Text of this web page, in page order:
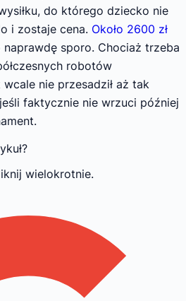
do którego dziecko nie
i zostaje cena. Około 2600 zł
sporo. Chociaż trzeba
robotów
nie przesadził aż tak
faktycznie nie wrzuci później
wielokrotnie.